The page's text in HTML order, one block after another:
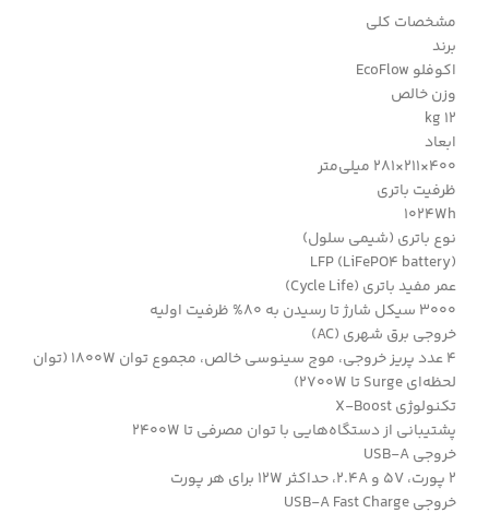
مشخصات کلی
برند
اکوفلو EcoFlow
وزن خالص
12 kg
ابعاد
400×211×281 میلی‌متر
ظرفیت باتری
1024Wh
نوع باتری (شیمی سلول)
LFP (LiFePO4 battery)
عمر مفید باتری (Cycle Life)
3000 سیکل شارژ تا رسیدن به 80% ظرفیت اولیه
خروجی برق شهری (AC)
4 عدد پریز خروجی، موج سینوسی خالص، مجموع توان 1800W (توان
لحظه‌ای Surge تا 2700W)
تکنولوژی X-Boost
پشتیبانی از دستگاه‌هایی با توان مصرفی تا 2400W
خروجی USB-A
2 پورت، 5V و 2.4A، حداکثر 12W برای هر پورت
خروجی USB-A Fast Charge